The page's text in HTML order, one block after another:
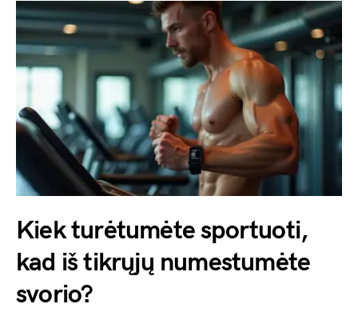
Kiek turėtumėte sportuoti,
kad iš tikrųjų numestumėte
svorio?